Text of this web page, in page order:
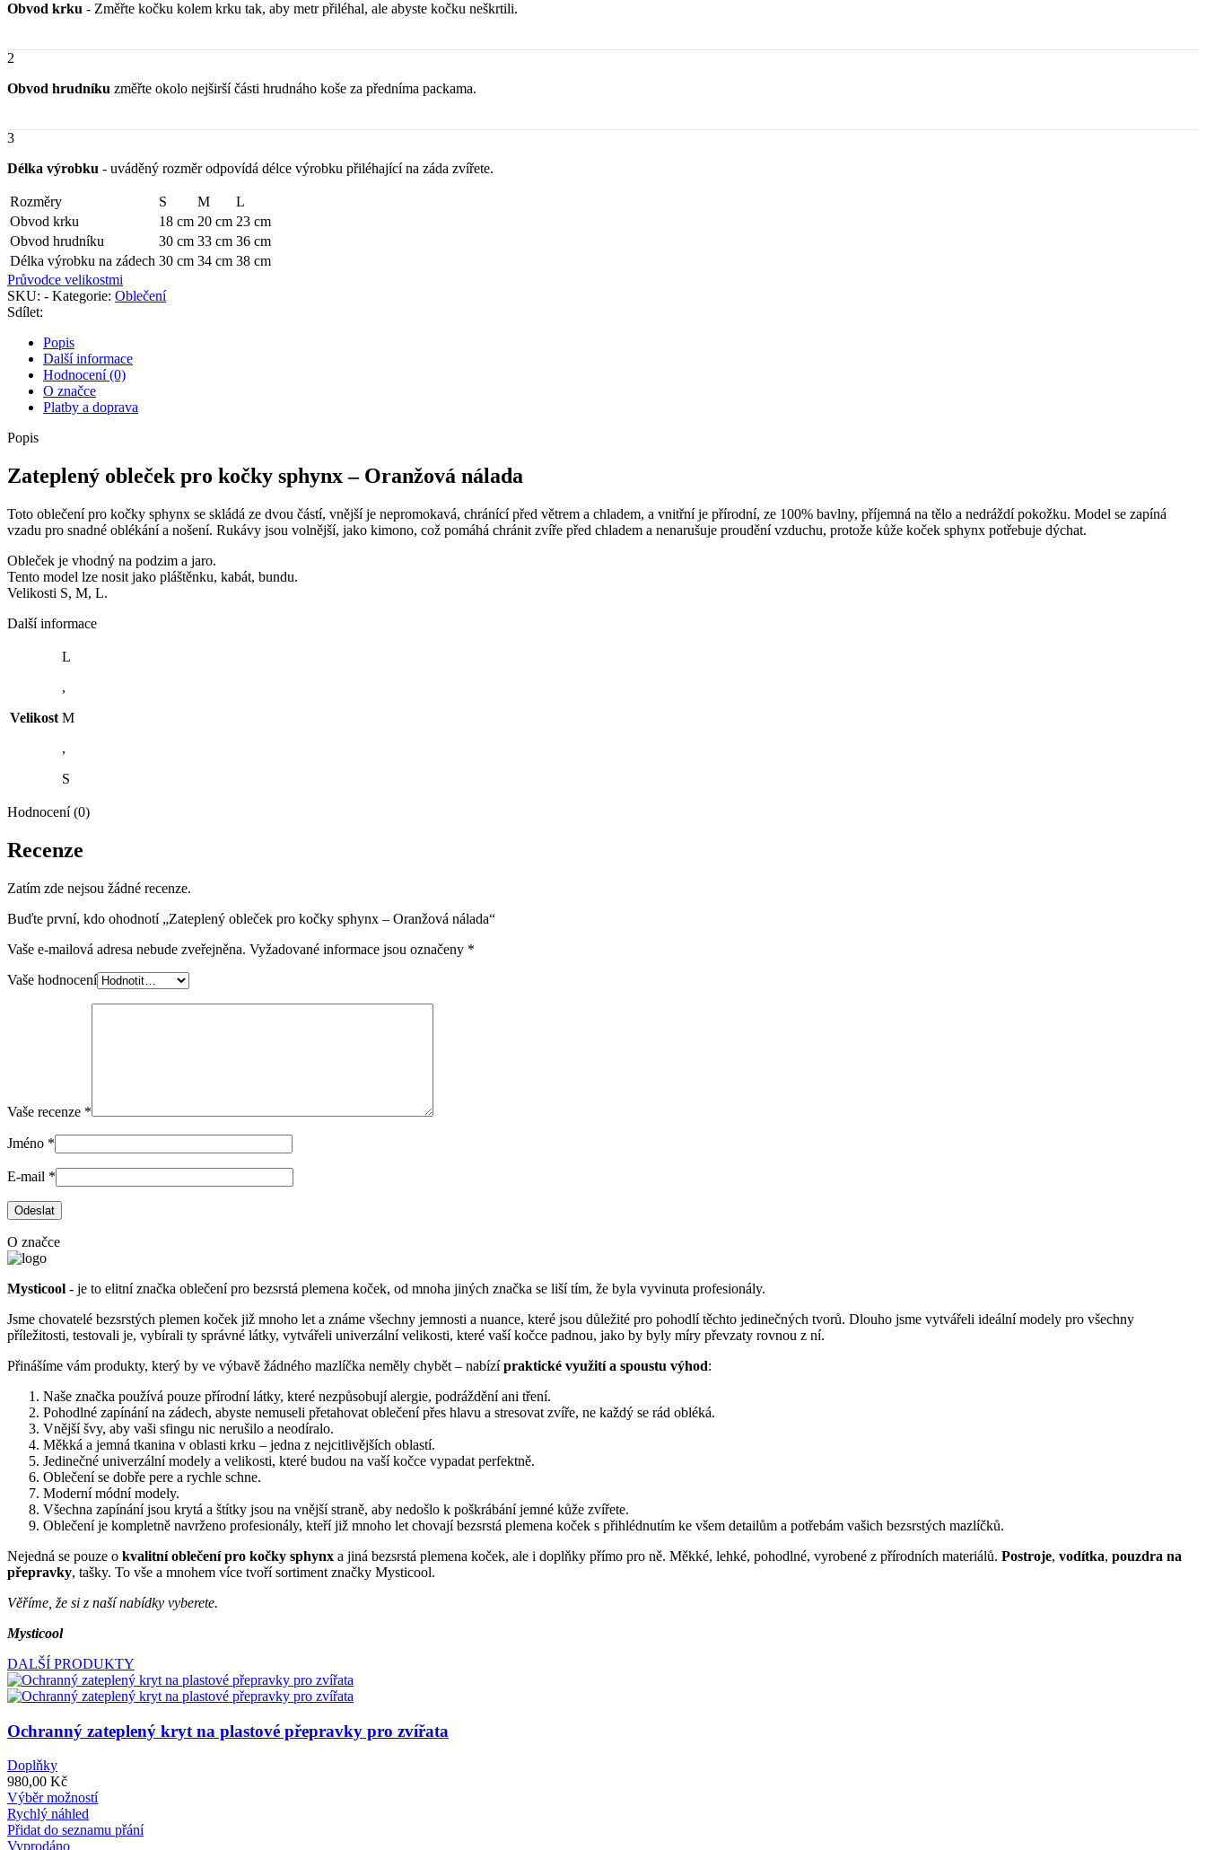
Obvod krku - Změřte kočku kolem krku tak, aby metr přiléhal, ale abyste kočku neškrtili.
2
Obvod hrudníku změřte okolo nejširší části hrudnáho koše za předníma packama.
3
Délka výrobku - uváděný rozměr odpovídá délce výrobku přiléhající na záda zvířete.
Rozměry S M
L
Obvod krku
18 cm 20 cm 23 cm
Obvod hrudníku
30 cm 33 cm 36 cm
Délka výrobku na zádech 30 cm 34 cm 38 cm
Průvodce velikostmi
SKU: - Kategorie: Oblečení
Sdílet:
Popis
Další informace
Hodnocení (0)
O značce
Platby a doprava
Popis
Zateplený obleček pro kočky sphynx – Oranžová nálada
Toto oblečení pro kočky sphynx se skládá ze dvou částí, vnější je nepromokavá, chránící před větrem a chladem, a vnitřní je přírodní, ze 100% bavlny, příjemná na tělo a nedráždí pokožku. Model se zapíná
vzadu pro snadné oblékání a nošení. Rukávy jsou volnější, jako kimono, což pomáhá chránit zvíře před chladem a nenarušuje proudění vzduchu, protože kůže koček sphynx potřebuje dýchat.
Obleček je vhodný na podzim a jaro.
Tento model lze nosit jako pláštěnku, kabát, bundu.
Velikosti S, M, L.
Další informace
Velikost
L
,
M
,
S
Hodnocení (0)
Recenze
Zatím zde nejsou žádné recenze.
Buďte první, kdo ohodnotí „Zateplený obleček pro kočky sphynx – Oranžová nálada“
Vaše e-mailová adresa nebude zveřejněna. Vyžadované informace jsou označeny *
Vaše hodnocení
Vaše recenze *
Jméno *
E-mail *
O značce
Mysticool - je to elitní značka oblečení pro bezsrstá plemena koček, od mnoha jiných značka se liší tím, že byla vyvinuta profesionály.
Jsme chovatelé bezsrstých plemen koček již mnoho let a známe všechny jemnosti a nuance, které jsou důležité pro pohodlí těchto jedinečných tvorů. Dlouho jsme vytvářeli ideální modely pro všechny
příležitosti, testovali je, vybírali ty správné látky, vytvářeli univerzální velikosti, které vaší kočce padnou, jako by byly míry převzaty rovnou z ní.
Přinášíme vám produkty, který by ve výbavě žádného mazlíčka neměly chybět – nabízípraktické využití a spoustu výhod:
Naše značka používá pouze přírodní látky, které nezpůsobují alergie, podráždění ani tření.
Pohodlné zapínání na zádech, abyste nemuseli přetahovat oblečení přes hlavu a stresovat zvíře, ne každý se rád obléká.
Vnější švy, aby vaši sfingu nic nerušilo a neodíralo.
Měkká a jemná tkanina v oblasti krku – jedna z nejcitlivějších oblastí.
Jedinečné univerzální modely a velikosti, které budou na vaší kočce vypadat perfektně.
Oblečení se dobře pere a rychle schne.
Moderní módní modely.
Všechna zapínání jsou krytá a štítky jsou na vnější straně, aby nedošlo k poškrábání jemné kůže zvířete.
Oblečení je kompletně navrženo profesionály, kteří již mnoho let chovají bezsrstá plemena koček s přihlédnutím ke všem detailům a potřebám vašich bezsrstých mazlíčků.
Nejedná se pouze o kvalitní oblečení pro kočky sphynx a jiná bezsrstá plemena koček, ale i doplňky přímo pro ně. Měkké, lehké, pohodlné, vyrobené z přírodních materiálů. Postroje, vodítka, pouzdra na
přepravky, tašky. To vše a mnohem více tvoří sortiment značky Mysticool.
Věříme, že si z naší nabídky vyberete.
Mysticool
DALŠÍ PRODUKTY
Ochranný zateplený kryt na plastové přepravky pro zvířata
Doplňky
980,00 Kč
Výběr možnostíTento
má
Rychlý náhled
Přidat do seznamu přání
Vyprodáno